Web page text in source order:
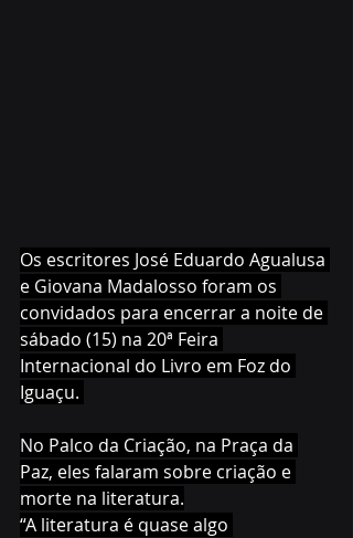
Os escritores José Eduardo Agualusa
e Giovana Madalosso foram os
convidados para encerrar a noite de
sábado (15) na 20ª Feira
Internacional do Livro em Foz do
Iguaçu.
No Palco da Criação, na Praça da
Paz, eles falaram sobre criação e
morte na literatura.
“A literatura é quase algo